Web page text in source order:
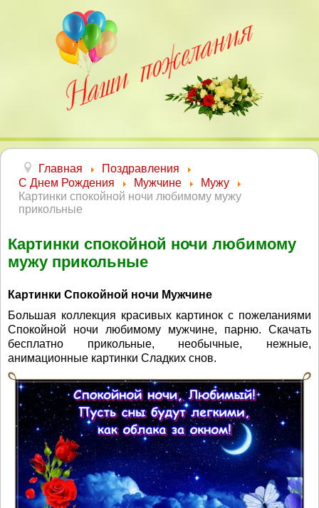
Главная
Поздравления
С Днем Рождения
Мужчине
Мужу
Картинки спокойной ночи любимому мужу
прикольные
Картинки спокойной ночи любимому
мужу прикольные
Картинки Спокойной ночи Мужчине
Большая коллекция красивых картинок с пожеланиями
Спокойной ночи любимому мужчине, парню. Скачать
бесплатно прикольные, необычные, нежные,
анимационные картинки Сладких снов.